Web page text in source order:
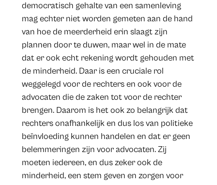
democratisch gehalte van een samenleving
mag echter niet worden gemeten aan de hand
van hoe de meerderheid erin slaagt zijn
plannen door te duwen, maar wel in de mate
dat er ook echt rekening wordt gehouden met
de minderheid. Daar is een cruciale rol
weggelegd voor de rechters en ook voor de
advocaten die de zaken tot voor de rechter
brengen. Daarom is het ook zo belangrijk dat
rechters onafhankelijk en dus los van politieke
beïnvloeding kunnen handelen en dat er geen
belemmeringen zijn voor advocaten. Zij
moeten iedereen, en dus zeker ook de
minderheid, een stem geven en zorgen voor